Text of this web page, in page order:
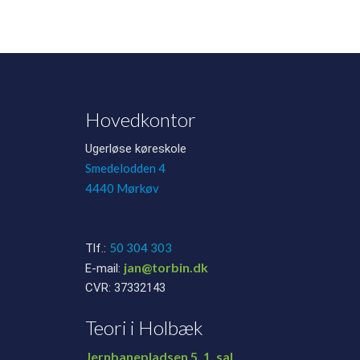
Hovedkontor
Ugerløse køreskole
Smedelodden 4
4440 Mørkøv
Tlf.: 50 304 303
E-mail: jan@torbin.dk
CVR: 37332143
Teori i Holbæk
Jernbanepladsen 5, 1. sal